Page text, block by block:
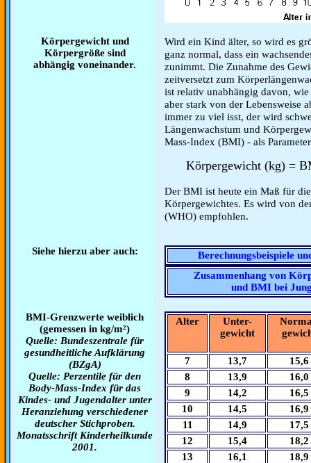
Körpergewicht und
Körpergröße sind
abhängig voneinander.
Wird ein Kind älter, so wird es
ganz normal, dass ein
zunimmt. Die Zunahme des
zeitversetzt zum
ist relativ unabhängig davon,
aber stark von der Lebensweise
immer zu viel isst, der wird
Längenwachstum und
Mass-Index (BMI) - als
Körpergewicht (kg) =
Der BMI ist heute ein Maß für
Körpergewichtes. Es wird von
(WHO) empfohlen.
Siehe hierzu aber auch:
Berechnungsbeispiele
Zusammenhang von
und BMI bei
BMI-Grenzwerte weiblich
(gemessen in kg/m²)
Quelle: Bundeszentrale für
gesundheitliche Aufklärung
(BZgA)
Quelle: Perzentile für den
Body-Mass-Index für das
Kindes- und Jugendalter unter
Heranziehung verschiedener
deutscher Stichproben.
Monatsschrift Kinderheilkunde
2001.
Alter
Unter-
gewicht
7 13,7
15,6
8
13,9
16,0
9
14,2
16,5
10
14,5
16,9
11
14,9
17,5
12
15,4
18,2
13
16,1
18,9